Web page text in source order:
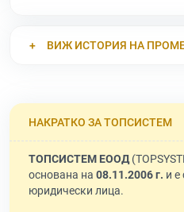
ВИЖ ИСТОРИЯ НА
НАКРАТКО ЗА ТОПСИСТЕМ
ТОПСИСТЕМ ЕООД
основана на 08.11.2006 г. и е
юридически лица.